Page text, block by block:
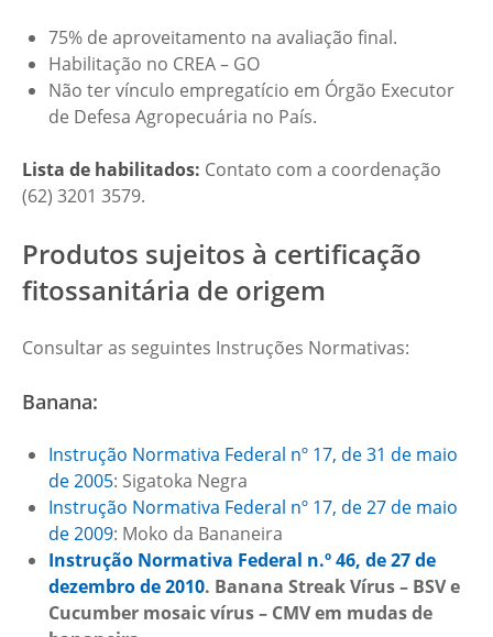
75% de aproveitamento na avaliação final.
Habilitação no CREA – GO
Não ter vínculo empregatício em Órgão Executor
de Defesa Agropecuária no País.
Lista de habilitados: Contato com a coordenação
(62) 3201 3579.
Produtos sujeitos à certificação
fitossanitária de origem
Consultar as seguintes Instruções Normativas:
Banana:
Instrução Normativa Federal nº 17, de 31 de maio
de 2005: Sigatoka Negra
Instrução Normativa Federal nº 17, de 27 de maio
de 2009: Moko da Bananeira
Instrução Normativa Federal n.º 46, de 27 de
dezembro de 2010. Banana Streak Vírus – BSV e
Cucumber mosaic vírus – CMV em mudas de